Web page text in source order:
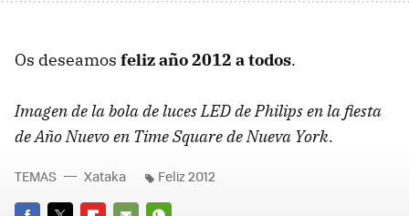
Os deseamos feliz año 2012 a todos.
Imagen de la bola de lucesLEDde Philips en la fiesta
de Año Nuevo en Time Square de Nueva York.
TEMAS Xataka Feliz 2012